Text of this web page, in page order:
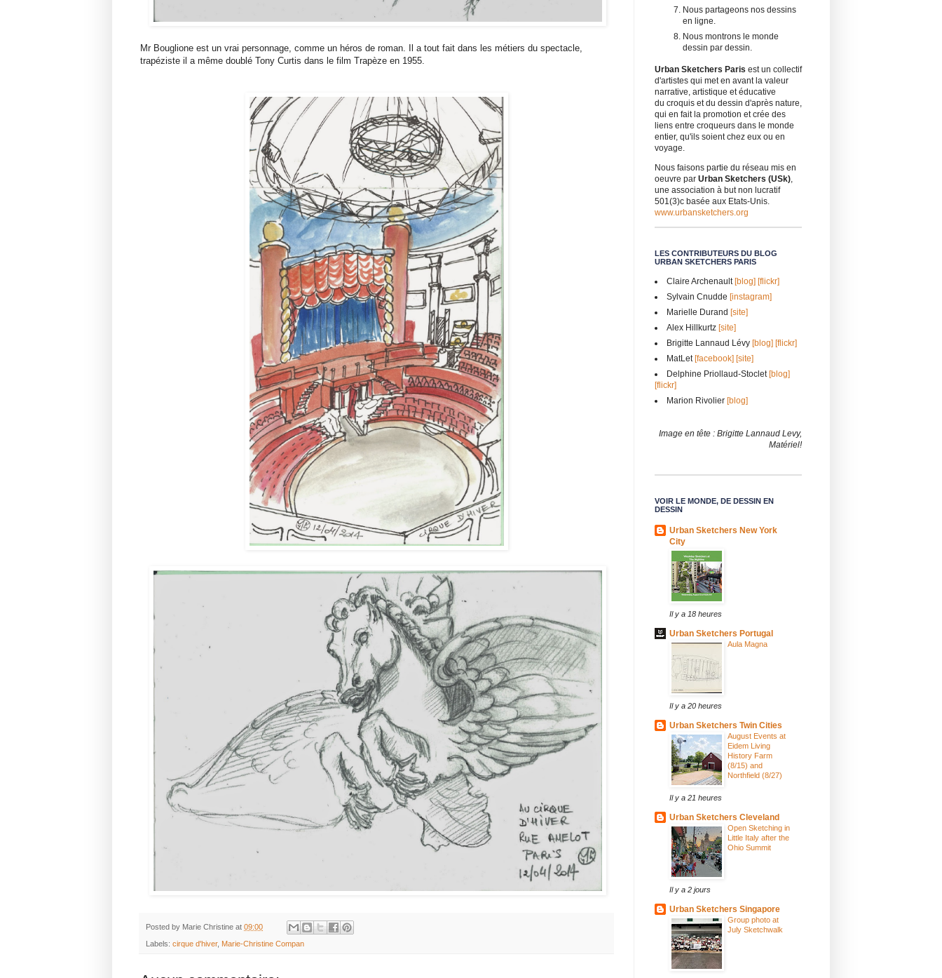
Mr Bouglione est un vrai personnage, comme un héros de roman. Il a tout fait dans les métiers du spectacle,
trapéziste il a même doublé Tony Curtis dans le film Trapèze en 1955.
Posted by Marie Christine at 09:00
Labels: cirque d'hiver, Marie-Christine Compan
Nous partageons nos dessins
en ligne.
Nous montrons le monde
dessin par dessin.
Urban Sketchers Paris est un collectif
d'artistes qui met en avant la valeur
narrative, artistique et éducative
du croquis et du dessin d'après nature,
qui en fait la promotion et crée des
liens entre croqueurs dans le monde
entier, qu'ils soient chez eux ou en
voyage.
Nous faisons partie du réseau mis en
oeuvre par Urban Sketchers (USk)
une association à but non lucratif
501(3)c basée aux Etats-Unis.
www.urbansketchers.org
LES CONTRIBUTEURS DU BLOG
URBAN SKETCHERS PARIS
Claire Archenault[blog] [flickr]
Sylvain Cnudde [instagram]
Marielle Durand [site]
Alex Hillkurtz [site]
Brigitte Lannaud Lévy [blog] [flickr]
MatLet[facebook] [site]
Delphine Priollaud-Stoclet[blog]
[flickr]
Marion Rivolier [blog]
Image en tête : Brigitte Lannaud Levy,
Matériel!
VOIR LE MONDE, DE DESSIN EN
DESSIN
Urban Sketchers New York
City
Il y a 18 heures
Urban Sketchers Portugal
Aula Magna
Il y a 20 heures
Urban Sketchers Twin Cities
August Events at
Eidem Living
History Farm
(8/15) and
Northfield (8/27)
Il y a 21 heures
Urban Sketchers Cleveland
Open Sketching in
Little Italy after the
Ohio Summit
Il y a 2 jours
Urban Sketchers Singapore
Group photo at
July Sketchwalk